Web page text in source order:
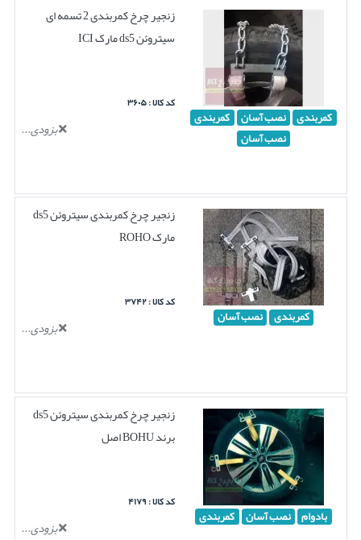
کمربندی نصب آسان کمربندی
نصب آسان
زنجیر چرخ کمربندی 2 تسمه ای
سیتروئن ds5 مارک ICI
کد کالا : ۳۶۰۵
بزودی...
کمربندی نصب آسان
زنجیر چرخ کمربندی سیتروئن ds5
مارک ROHO
کد کالا : ۳۷۴۲
بزودی...
بادوام نصب آسان کمربندی
زنجیر چرخ کمربندی سیتروئن ds5
برند BOHU اصل
کد کالا : ۴۱۷۹
بزودی...